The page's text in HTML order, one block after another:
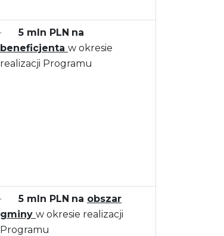
·5 mln PLN na
beneficjenta w okresie
realizacji Programu
·5 mln PLN na obszar
gminy w okresie realizacji
Programu